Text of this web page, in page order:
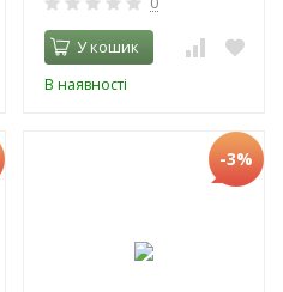
У кошик
В наявності
-3%